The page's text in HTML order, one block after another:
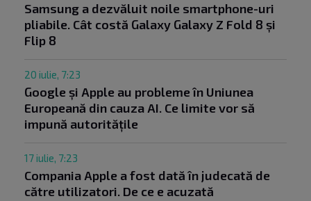
Samsung a dezvăluit noile smartphone-uri
pliabile. Cât costă Galaxy Galaxy Z Fold 8 și
Flip 8
20 iulie, 7:23
Google și Apple au probleme în Uniunea
Europeană din cauza AI. Ce limite vor să
impună autoritățile
17 iulie, 7:23
Compania Apple a fost dată în judecată de
către utilizatori. De ce e acuzată